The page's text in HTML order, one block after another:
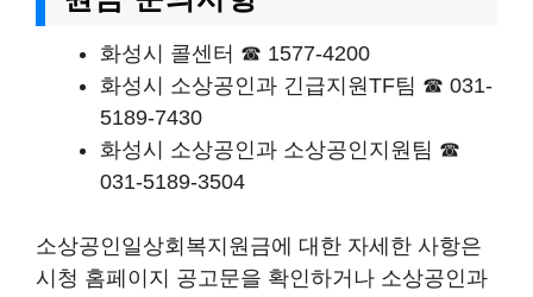
화성시 콜센터 ☎ 1577-4200
화성시 소상공인과 긴급지원TF팀 ☎ 031-
5189-7430
화성시 소상공인과 소상공인지원팀 ☎
031-5189-3504
소상공인일상회복지원금에 대한 자세한 사항은
시청 홈페이지 공고문을 확인하거나 소상공인과